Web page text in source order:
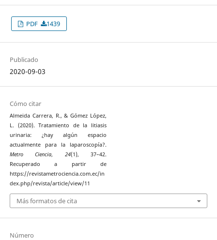
PDF 1439
Publicado
2020-09-03
Cómo citar
Almeida Carrera, R., & Gómez López,
L. (2020). Tratamiento de la litiasis
urinaria: ¿hay algún espacio
actualmente para la laparoscopía?.
Metro Ciencia, 24(1), 37–42.
Recuperado a partir de
https://revistametrociencia.com.ec/in
dex.php/revista/article/view/11
Más formatos de cita
Número